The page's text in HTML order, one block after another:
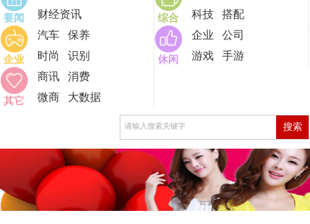
要闻
财经资讯
综合
科技
搭配
企业
汽车
保养
时尚
识别 休闲
企业
公司
游戏
手游
其它
商讯
消费
微商
大数据